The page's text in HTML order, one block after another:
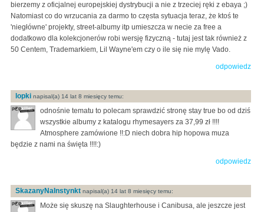
bierzemy z oficjalnej europejskiej dystrybucji a nie z trzeciej ręki z ebaya ;)
Natomiast co do wrzucania za darmo to częsta sytuacja teraz, że ktoś te
'niegłówne' projekty, street-albumy itp umieszcza w necie za free a
dodatkowo dla kolekcjonerów robi wersję fizyczną - tutaj jest tak również z
50 Centem, Trademarkiem, Lil Wayne'em czy o ile się nie mylę Vado.
odpowiedz
lopki napisal(a) 14 lat 8 miesięcy temu:
odnośnie tematu to polecam sprawdzić stronę stay true bo od dziś
wszystkie albumy z katalogu rhymesayers za 37,99 zł !!!!
Atmosphere zamówione !!:D niech dobra hip hopowa muza
będzie z nami na święta !!!!:)
odpowiedz
SkazanyNaInstynkt napisal(a) 14 lat 8 miesięcy temu:
Może się skuszę na Slaughterhouse i Canibusa, ale jeszcze jest